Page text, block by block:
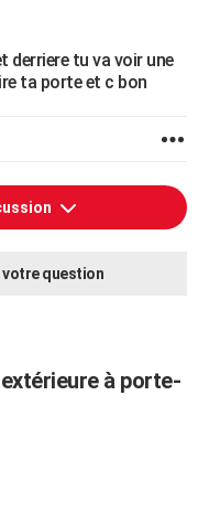
derriere tu va voir une
ta porte et c bon
votre question
à porte-